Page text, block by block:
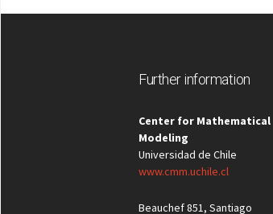
Further information
Center for Mathematical
Modeling
Universidad de Chile
www.cmm.uchile.cl
Beauchef 851, Santiago